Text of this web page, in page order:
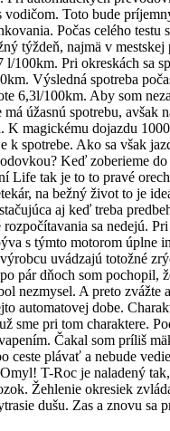
vodičom. Toto bude
Počas celého testu
týždeň, najmä v mestskej
l/100km. Pri okreskách sa
Výsledná spotreba
6,3l/100km. Aby som
úžasnú spotrebu, avšak
K magickému dojazdu
k spotrebe. Ako sa však
Keď zoberieme
Life tak je to to pravé
na bežný život to je
aj keď treba
sa nedejú.
s týmto motorom úplne
uvádzajú totožné
pár dňoch som pochopil,
nezmysel. A preto zvážte
automatovej dobe.
sme pri tom charaktere.
Čakal som príliš
ceste plávať a nebude
T-Roc je naladený
Žehlenie okresiek
dušu. Zas a znovu sa